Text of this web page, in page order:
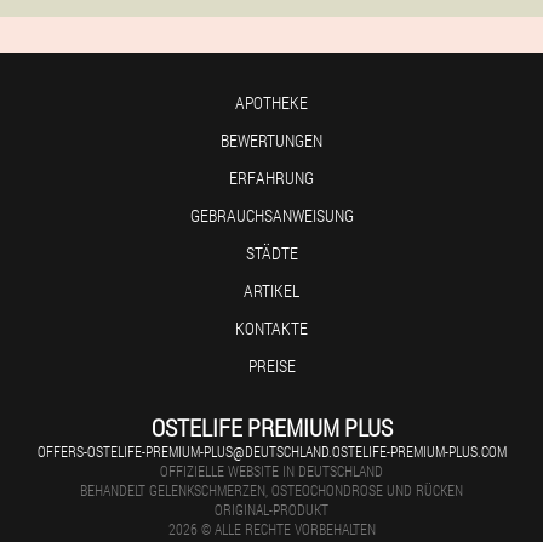
APOTHEKE
BEWERTUNGEN
ERFAHRUNG
GEBRAUCHSANWEISUNG
STÄDTE
ARTIKEL
KONTAKTE
PREISE
OSTELIFE PREMIUM PLUS
OFFERS-OSTELIFE-PREMIUM-PLUS@DEUTSCHLAND.OSTELIFE-PREMIUM-PLUS.COM
OFFIZIELLE WEBSITE IN DEUTSCHLAND
BEHANDELT GELENKSCHMERZEN, OSTEOCHONDROSE UND RÜCKEN
ORIGINAL-PRODUKT
2026 © ALLE RECHTE VORBEHALTEN